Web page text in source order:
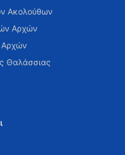
Ακολούθων
Αρχών
Αρχών
Θαλάσσιας